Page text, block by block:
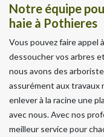
Notre équipe
haie à Pothieres
Vous pouvez faire appel
dessoucher vos arbres
nous avons des
assurément aux travaux
enlever à la racine une
avec nous. Avec nos
meilleur service pour